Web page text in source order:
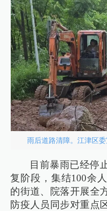
雨后道路清障。江津区
目前暴雨已经停
复阶段，集结100余
的街道、院落开展全
防疫人员同步对重点